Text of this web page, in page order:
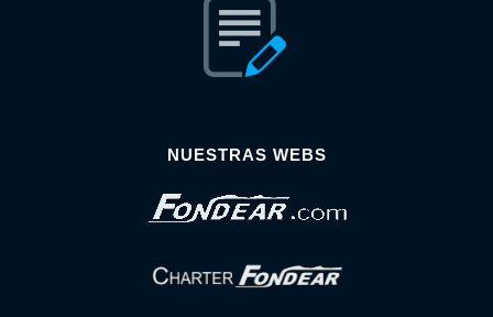
NUESTRAS WEBS